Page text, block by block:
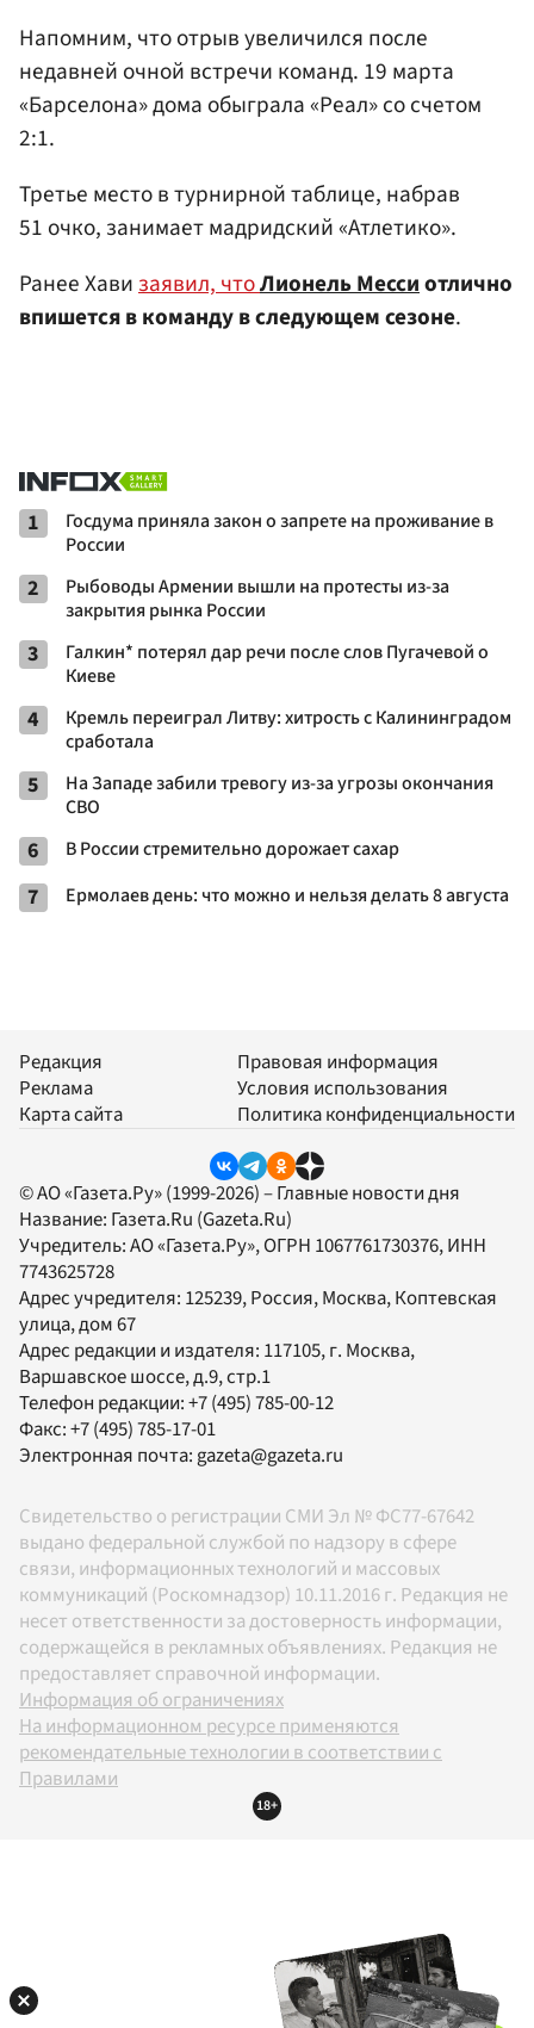
Напомним, что отрыв увеличился после
недавней очной встречи команд. 19 марта
«Барселона» дома обыграла «Реал» со счетом
2:1.
Третье место в турнирной таблице, набрав
51 очко, занимает мадридский «Атлетико».
Ранее Хавизаявил, чтоЛионель Мессиотлично
впишется в команду в следующем сезоне.
1
Госдума приняла закон о запрете на проживание в
России
2
Рыбоводы Армении вышли на протесты из-за
закрытия рынка России
3
Галкин* потерял дар речи после слов Пугачевой о
Киеве
4
Кремль переиграл Литву: хитрость с Калининградом
сработала
5
На Западе забили тревогу из-за угрозы окончания
СВО
6 В России стремительно дорожает сахар
7 Ермолаев день: что можно и нельзя делать 8 августа
Редакция
Реклама
Карта сайта
Правовая информация
Условия использования
Политика конфиденциальности
© АО «Газета.Ру» (1999-2026) – Главные новости дня
Название: Газета.Ru (Gazeta.Ru)
Учредитель:АО «Газета.Ру», ОГРН 1067761730376, ИНН
7743625728
Адрес учредителя: 125239, Россия, Москва, Коптевская
улица, дом 67
Адрес редакции и издателя: 117105, г. Москва,
Варшавское шоссе, д.9, стр.1
Телефон редакции:+7 (495) 785-00-12
Факс:+7 (495) 785-17-01
Электронная почта: gazeta@gazeta.ru
Свидетельство о регистрации СМИ Эл № ФС77-67642
выдано федеральной службой по надзору в сфере
связи, информационных технологий и массовых
коммуникаций (Роскомнадзор) 10.11.2016 г. Редакция не
несет ответственности за достоверность информации,
содержащейся в рекламных объявлениях. Редакция не
предоставляет справочной информации.
Информация об ограничениях
На информационном ресурсе применяются
рекомендательные технологии в соответствии с
Правилами
18+